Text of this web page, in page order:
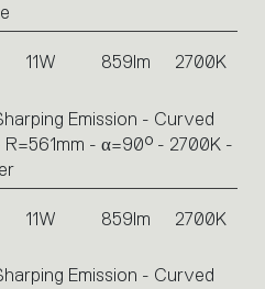
11W 859lm 2700K
Emission - Curved
- α=90° - 2700K -
11W 859lm 2700K
Emission - Curved